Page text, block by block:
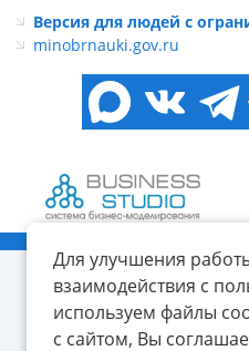
Для улучшения
взаимодействия с
используем файлы
с сайтом, Вы
Версия для людей с
minobrnauki.gov.ru